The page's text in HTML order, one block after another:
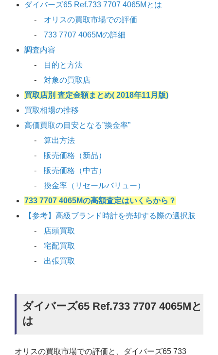
ダイバーズ65 Ref.733 7707 4065Mとは
オリスの買取市場での評価
733 7707 4065Mの詳細
調査内容
目的と方法
対象の買取店
買取店別 査定金額まとめ( 2018年11月版)
買取相場の推移
高価買取の目安となる”換金率”
算出方法
販売価格（新品）
販売価格（中古）
換金率（リセールバリュー）
733 7707 4065Mの高額査定はいくらから？
【参考】高級ブランド時計を売却する際の選択肢
店頭買取
宅配買取
出張買取
ダイバーズ65 Ref.733 7707 4065Mと
は
オリスの買取市場での評価と、ダイバーズ65 733